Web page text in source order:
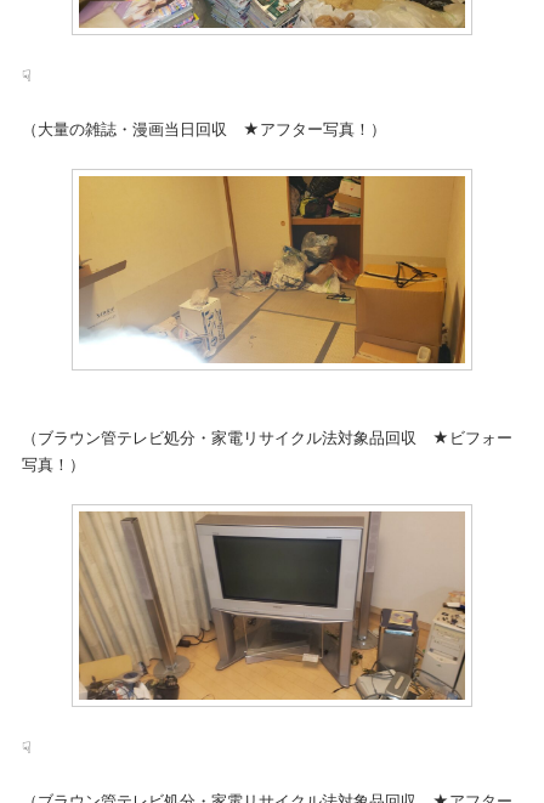
☟
（大量の雑誌・漫画当日回収 ★アフター写真！）
（ブラウン管テレビ処分・家電リサイクル法対象品回収 ★ビフォー
写真！）
☟